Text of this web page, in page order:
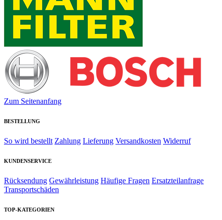
Zum Seitenanfang
BESTELLUNG
So wird bestellt Zahlung Lieferung Versandkosten Widerruf
KUNDENSERVICE
Rücksendung Gewährleistung Häufige Fragen Ersatzteilanfrage
Transportschäden
TOP-KATEGORIEN